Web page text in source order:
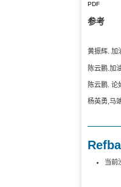
PDF
参考
黄振辉. 加
陈云鹏.加
陈云鹏. 论
杨英勇,马
当前